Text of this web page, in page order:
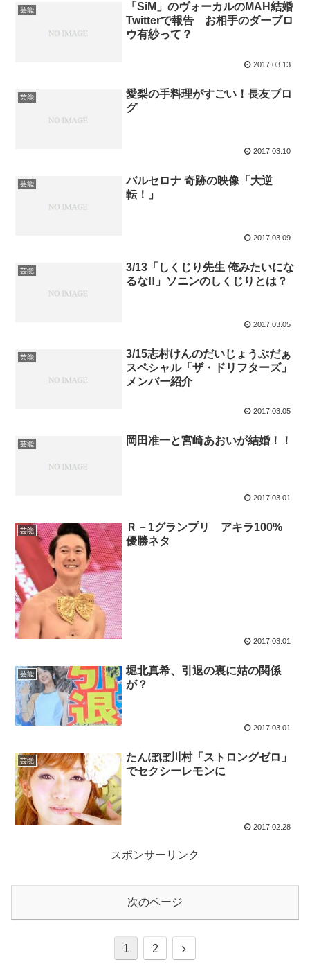
芸能
「SiM」のヴォーカルのMAH結婚
Twitterで報告 お相手のダーブロ
ウ有紗って？
2017.03.13
芸能
愛梨の手料理がすごい！長友ブロ
グ
2017.03.10
芸能
バルセロナ 奇跡の映像「大逆
転！」
2017.03.09
芸能
3/13「しくじり先生 俺みたいにな
るな!!」ソニンのしくじりとは？
2017.03.05
芸能
3/15志村けんのだいじょうぶだぁ
スペシャル「ザ・ドリフターズ」
メンバー紹介
2017.03.05
芸能 岡田准一と宮崎あおいが結婚！！
2017.03.01
芸能
Ｒ－1グランプリ アキラ100%
優勝ネタ
2017.03.01
芸能
堀北真希、引退の裏に姑の関係
が？
2017.03.01
芸能
たんぽぽ川村「ストロングゼロ」
でセクシーレモンに
2017.02.28
スポンサーリンク
次のページ
1 2
次